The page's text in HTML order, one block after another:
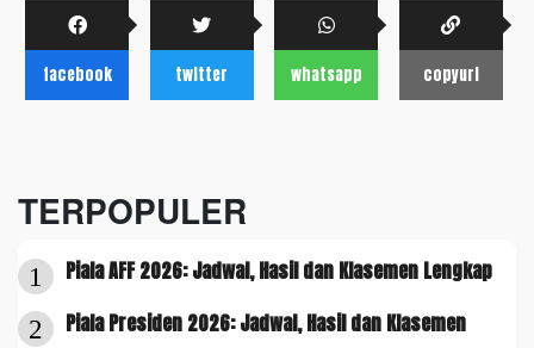
facebook twitter whatsapp copyurl
TERPOPULER
1 Piala AFF 2026: Jadwal, Hasil dan Klasemen Lengkap
2 Piala Presiden 2026: Jadwal, Hasil dan Klasemen